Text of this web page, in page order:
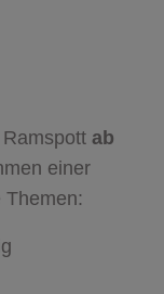
ab
einer
Themen: